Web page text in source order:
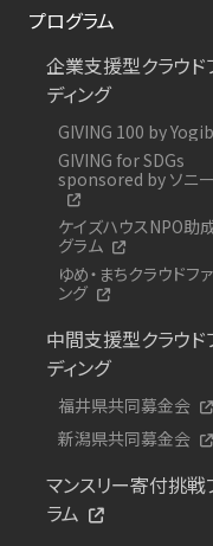
プログラム
企業支援型クラウド
ディング
GIVING 100 by
GIVING for SDGs
sponsored by ソニ
ケイズハウスNPO助
グラム
ゆめ・まちクラウドフ
ング
中間支援型クラウド
ディング
福井県共同募金会
新潟県共同募金会
マンスリー寄付挑戦
ラム